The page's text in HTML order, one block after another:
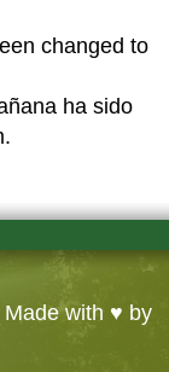
changed to
ha sido
Made with ♥ by